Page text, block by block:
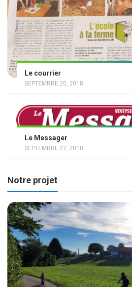
Le courrier
SEPTEMBRE 20, 2018
Le Messager
SEPTEMBRE 27, 2018
Notre projet